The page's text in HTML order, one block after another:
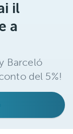
il
a
Barceló
del 5%!